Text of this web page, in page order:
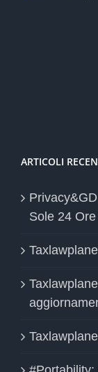
ARTICOLI
Sole 24 Ore